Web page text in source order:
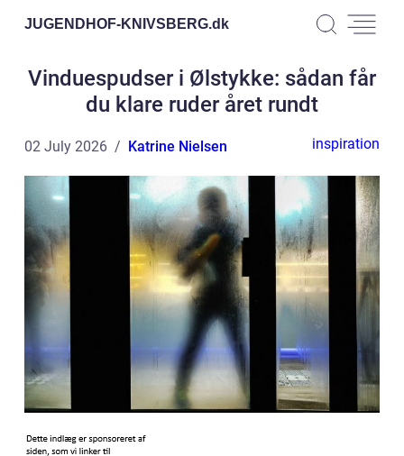
JUGENDHOF-KNIVSBERG.dk
Vinduespudser i Ølstykke: sådan får
du klare ruder året rundt
02 July 2026 Katrine Nielsen inspiration